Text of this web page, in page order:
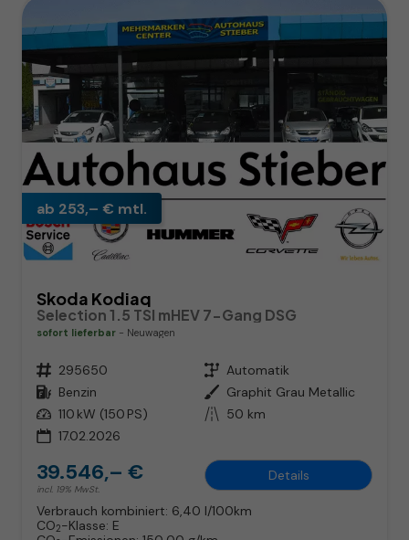
ab 253,– € mtl.
Skoda Kodiaq
Selection 1.5 TSI mHEV 7-Gang DSG
sofort lieferbar Neuwagen
Fahrzeugnr. 295650 Getriebe Automatik
Kraftstoff Benzin Außenfarbe Graphit Grau Metallic
Leistung 110 kW (150 PS) Kilometerstand 50 km
17.02.2026
39.546,– €
incl. 19% MwSt.
Details
Verbrauch kombiniert: 6,40 l/100km
CO2-Klasse: E